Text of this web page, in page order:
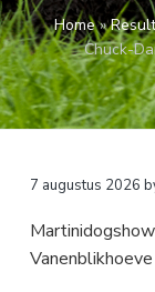
a
v
i
g
a
o
u
d
k
s
t
Home»
Chuck-
7 augustus 2026